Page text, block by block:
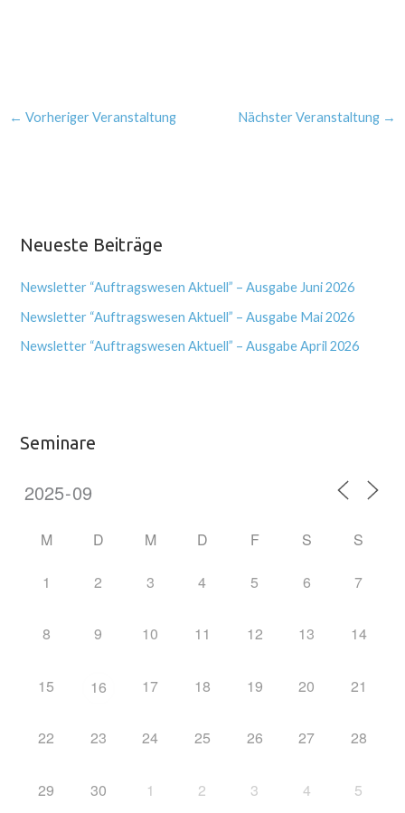
← Vorheriger Veranstaltung Nächster Veranstaltung →
Neueste Beiträge
Newsletter “Auftragswesen Aktuell” – Ausgabe Juni 2026
Newsletter “Auftragswesen Aktuell” – Ausgabe Mai 2026
Newsletter “Auftragswesen Aktuell” – Ausgabe April 2026
Seminare
M D M D F S S
1 2 3 4 5 6 7
8 9 10 11 12 13 14
15 16 17 18 19 20 21
22 23 24 25 26 27 28
29 30 1 2 3 4 5